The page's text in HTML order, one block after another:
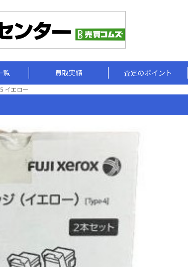
覧 買取実績 査定のポイント
イエロー